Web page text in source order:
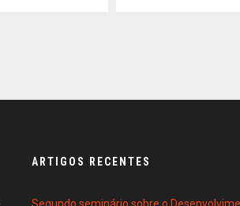
ARTIGOS RECENTES